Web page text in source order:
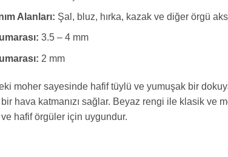
Alanları: Şal, bluz, hırka, kazak ve diğer örgü
3.5 – 4 mm
2 mm
moher sayesinde hafif tüylü ve yumuşak bir
hava katmanızı sağlar. Beyaz rengi ile klasik ve
hafif örgüler için uygundur.